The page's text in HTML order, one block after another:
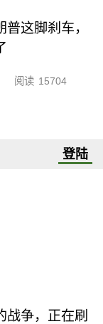
这脚刹车，
阅读 15704
登陆
战争，正在刷